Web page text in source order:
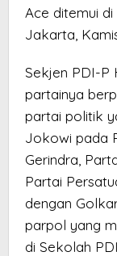
Ace ditemui di
Jakarta,
Sekjen PDI-P
partainya
partai politik
Jokowi pada
Gerindra,
Partai
dengan
parpol yang
di Sekolah